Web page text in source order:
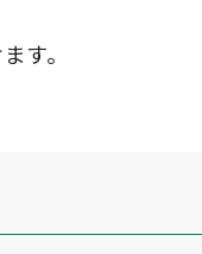
す。